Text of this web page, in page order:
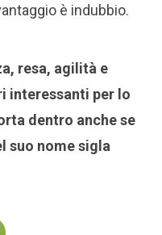
è indubbio.
resa, agilità e
interessanti per lo
dentro anche se
suo nome sigla